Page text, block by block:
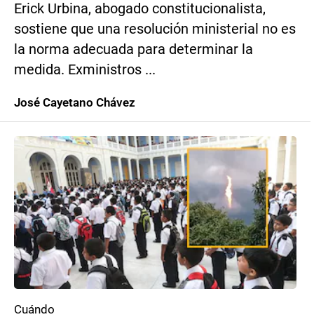
Erick Urbina, abogado constitucionalista,
sostiene que una resolución ministerial no es
la norma adecuada para determinar la
medida. Exministros ...
José Cayetano Chávez
Cuándo